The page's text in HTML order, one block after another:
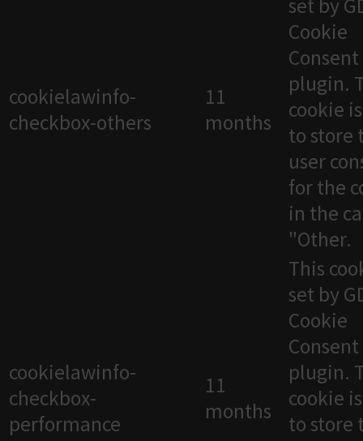
cookielawinfo-
checkbox-others
11
months
set by
Cookie
Consent
plugin.
cookie
to store
user
for the
in the
"Other.
cookielawinfo-
checkbox-
performance
11
months
This
set by
Cookie
Consent
plugin.
cookie
to store